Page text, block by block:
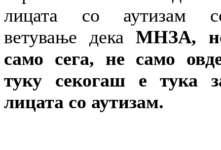
лицата со аутизам
ветување декаМНЗА,
само сега, не само
туку секогаш е тука
лицата со аутизам.